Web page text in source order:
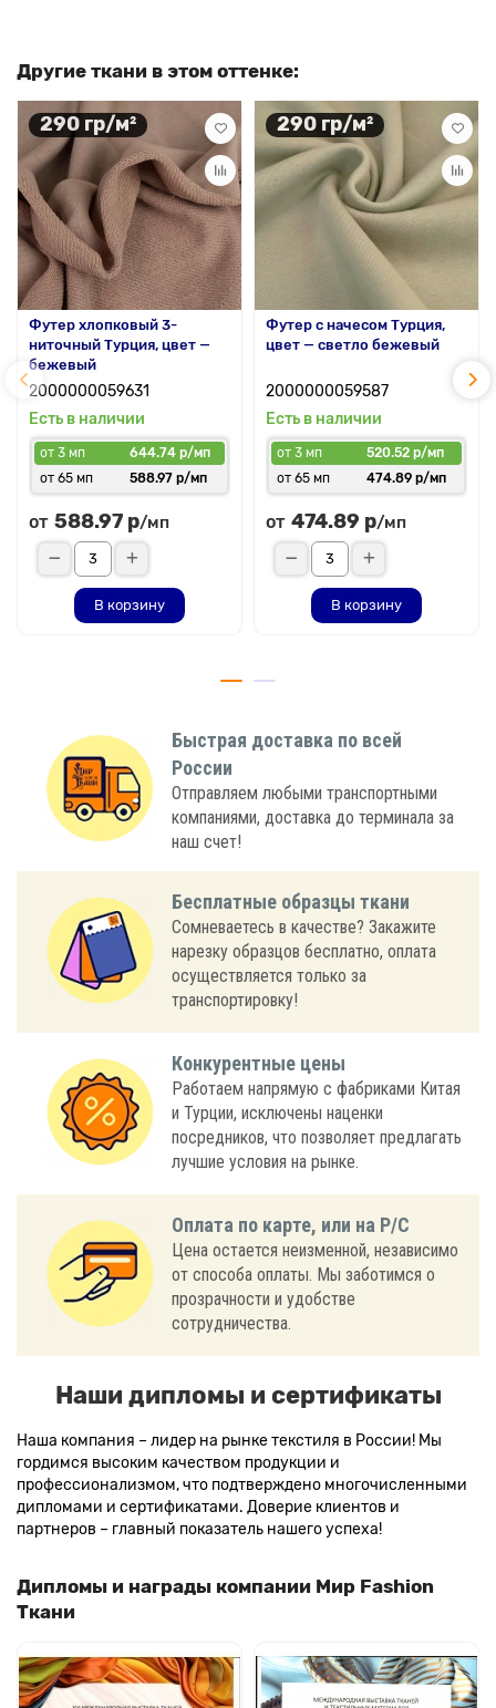
Другие ткани в этом оттенке:
290 гр/м²
Футер хлопковый 3-
ниточный Турция, цвет —
бежевый
2000000059631
Есть в наличии
от 3 мп
644.74 р/мп
от 65 мп
588.97 р/мп
от 588.97 р/мп
В корзину
290 гр/м²
Футер с начесом Турция,
цвет — светло бежевый
2000000059587
Есть в наличии
от 3 мп
520.52 р/мп
от 65 мп
474.89 р/мп
от 474.89 р/мп
В корзину
Быстрая доставка по всей
России
Отправляем любыми транспортными
компаниями, доставка до терминала за
наш счет!
Бесплатные образцы ткани
Сомневаетесь в качестве? Закажите
нарезку образцов бесплатно, оплата
осуществляется только за
транспортировку!
Конкурентные цены
Работаем напрямую с фабриками Китая
и Турции, исключены наценки
посредников, что позволяет предлагать
лучшие условия на рынке.
Оплата по карте, или на Р/С
Цена остается неизменной, независимо
от способа оплаты. Мы заботимся о
прозрачности и удобстве
сотрудничества.
Наши дипломы и сертификаты
Наша компания – лидер на рынке текстиля в России! Мы
гордимся высоким качеством продукции и
профессионализмом, что подтверждено многочисленными
дипломами и сертификатами. Доверие клиентов и
партнеров – главный показатель нашего успеха!
Дипломы и награды компании Мир Fashion
Ткани